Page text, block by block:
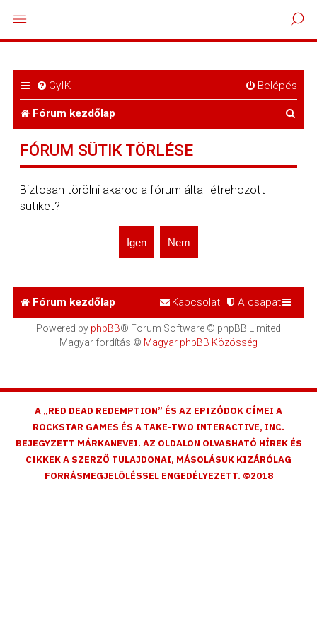
GyIK Belépés
Fórum kezdőlap
FÓRUM SÜTIK TÖRLÉSE
Biztosan törölni akarod a fórum által létrehozott
sütiket?
Fórum kezdőlap A csapat
Kapcsolat
Powered by phpBB® Forum Software © phpBB Limited
Magyar fordítás © Magyar phpBB Közösség
A „RED DEAD REDEMPTION” ÉS AZ EPIZÓDOK CÍMEI A
ROCKSTAR GAMES ÉS A TAKE-TWO INTERACTIVE, INC.
BEJEGYZETT MÁRKANEVEI. AZ OLDALON OLVASHATÓ HÍREK ÉS
CIKKEK A SZERZŐ TULAJDONAI, MÁSOLÁSUK KIZÁRÓLAG
FORRÁSMEGJELÖLÉSSEL ENGEDÉLYEZETT. ©2018